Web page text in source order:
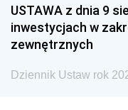
USTAWA z dnia 9
inwestycjach w
zewnętrznych
Dziennik Ustaw rok